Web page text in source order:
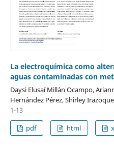
La electroquímica como
aguas contaminadas con
Daysi Elusaí Millán Ocampo,
Hernández Pérez, Shirley
1-13
pdf
html